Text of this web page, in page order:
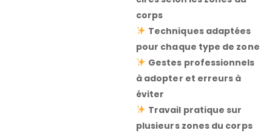
corps
Techniques adaptées
pour chaque type de zone
Gestes professionnels
à adopter et erreurs à
éviter
Travail pratique sur
plusieurs zones du corps